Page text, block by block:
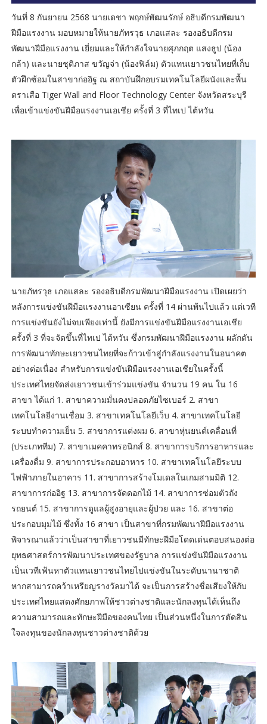
วันที่ 8 กันยายน 2568 นายเดชา พฤกษ์พัฒนรักษ์ อธิบดีกรมพัฒนา
ฝีมือแรงงาน มอบหมายให้นายภัทรวุธ เภอแสละ รองอธิบดีกรม
พัฒนาฝีมือแรงงาน เยี่ยมและให้กำลังใจนายศุภกฤต แสงธูป (น้อง
กล้า) และนายชุติภาส ขวัญจ่า (น้องฟิล์ม) ตัวแทนเยาวชนไทยที่เก็บ
ตัวฝึกซ้อมในสาขาก่ออิฐ ณ สถาบันฝึกอบรมเทคโนโลยีผนังและพื้น
ตราเสือ Tiger Wall and Floor Technology Center จังหวัดสระบุรี
เพื่อเข้าแข่งขันฝีมือแรงงานเอเชีย ครั้งที่ 3 ที่ไทเป ไต้หวัน
นายภัทรวุธ เภอแสละ รองอธิบดีกรมพัฒนาฝีมือแรงงาน เปิดเผยว่า
หลังการแข่งขันฝีมือแรงงานอาเซียน ครั้งที่ 14 ผ่านพ้นไปแล้ว แต่เวที
การแข่งขันยังไม่จบเพียงเท่านี้ ยังมีการแข่งขันฝีมือแรงงานเอเชีย
ครั้งที่ 3 ที่จะจัดขึ้นที่ไทเป ไต้หวัน ซึ่งกรมพัฒนาฝีมือแรงงาน ผลักดัน
การพัฒนาทักษะเยาวชนไทยที่จะก้าวเข้าสู่กำลังแรงงานในอนาคต
อย่างต่อเนื่อง สำหรับการแข่งขันฝีมือแรงงานเอเชียในครั้งนี้
ประเทศไทยจัดส่งเยาวชนเข้าร่วมแข่งขัน จำนวน 19 คน ใน 16
สาขา ได้แก่ 1. สาขาความมั่นคงปลอดภัยไซเบอร์ 2. สาขา
เทคโนโลยีงานเชื่อม 3. สาขาเทคโนโลยีเว็บ 4. สาขาเทคโนโลยี
ระบบทำความเย็น 5. สาขาการแต่งผม 6. สาขาหุ่นยนต์เคลื่อนที่
(ประเภททีม) 7. สาขาเมคคาทรอนิกส์ 8. สาขาการบริการอาหารและ
เครื่องดื่ม 9. สาขาการประกอบอาหาร 10. สาขาเทคโนโลยีระบบ
ไฟฟ้าภายในอาคาร 11. สาขาการสร้างโมเดลในเกมสามมิติ 12.
สาขาการก่ออิฐ 13. สาขาการจัดดอกไม้ 14. สาขาการซ่อมตัวถัง
รถยนต์ 15. สาขาการดูแลผู้สูงอายุและผู้ป่วย และ 16. สาขาต่อ
ประกอบมุมไม้ ซึ่งทั้ง 16 สาขา เป็นสาขาที่กรมพัฒนาฝีมือแรงงาน
พิจารณาแล้วว่าเป็นสาขาที่เยาวชนมีทักษะฝีมือโดดเด่นตอบสนองต่อ
ยุทธศาสตร์การพัฒนาประเทศของรัฐบาล การแข่งขันฝีมือแรงงาน
เป็นเวทีเฟ้นหาตัวแทนเยาวชนไทยไปแข่งขันในระดับนานาชาติ
หากสามารถคว้าเหรียญรางวัลมาได้ จะเป็นการสร้างชื่อเสียงให้กับ
ประเทศไทยแสดงศักยภาพให้ชาวต่างชาติและนักลงทุนได้เห็นถึง
ความสามารถและทักษะฝีมือของคนไทย เป็นส่วนหนึ่งในการตัดสิน
ใจลงทุนของนักลงทุนชาวต่างชาติด้วย